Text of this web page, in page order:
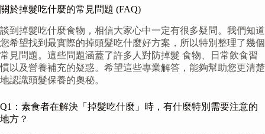
關於掉髮吃什麼的常見問題 (FAQ)
談到掉髮吃什麼食物，相信大家心中一定有很多疑問。我們知道
您希望找到最實際的掉頭髮吃什麼好方案，所以特別整理了幾個
常見問題。這些問題涵蓋了許多人對防掉髮 食物、日常飲食習
慣以及營養補充的疑惑。希望這些專業解答，能夠幫助您更清楚
地認識頭髮保養的奧秘。
Q1：素食者在解決「掉髮吃什麼」時，有什麼特別需要注意的
地方？